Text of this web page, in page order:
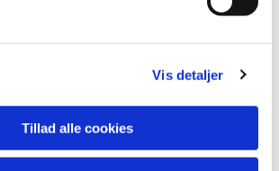
Vis detaljer
Tillad alle cookies